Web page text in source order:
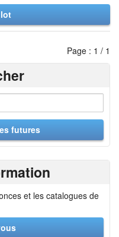
Page : 1 / 1
et les catalogues de